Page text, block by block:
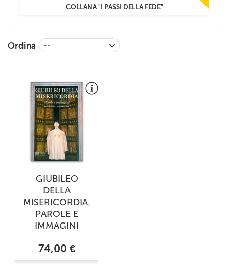
COLLANA "I PASSI DELLA FEDE"
Ordina --
GIUBILEO
DELLA
MISERICORDIA.
PAROLE E
IMMAGINI
74,00 €